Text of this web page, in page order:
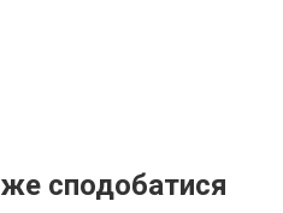
сподобатися